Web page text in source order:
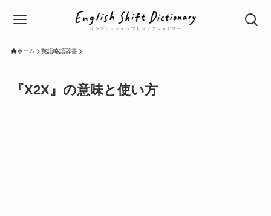
ホーム 英語略語辞書
『X2X』の意味と使い方